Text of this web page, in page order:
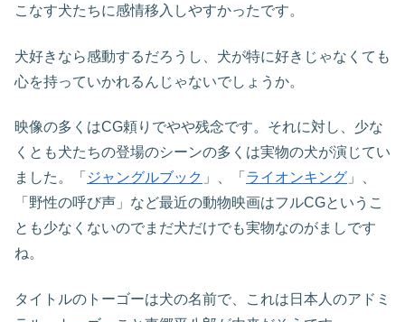
こなす犬たちに感情移入しやすかったです。
犬好きなら感動するだろうし、犬が特に好きじゃなくても
心を持っていかれるんじゃないでしょうか。
映像の多くはCG頼りでやや残念です。それに対し、少な
くとも犬たちの登場のシーンの多くは実物の犬が演じてい
ました。「 ジャングルブック 」、「 ライオンキング 」、
「野性の呼び声」など最近の動物映画はフルCGというこ
とも少なくないのでまだ犬だけでも実物なのがましです
ね。
タイトルのトーゴーは犬の名前で、これは日本人のアドミ